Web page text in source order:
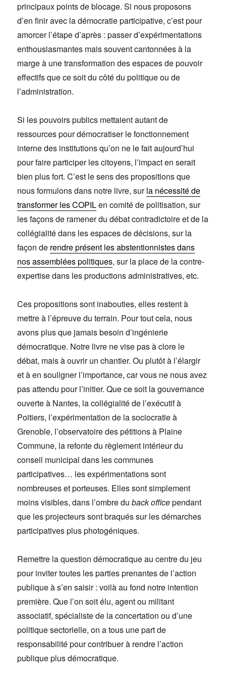
principaux points de blocage. Si nous proposons
d’en finir avec la démocratie participative, c’est pour
amorcer l’étape d’après : passer d’expérimentations
enthousiasmantes mais souvent cantonnées à la
marge à une transformation des espaces de pouvoir
effectifs que ce soit du côté du politique ou de
l’administration.
Si les pouvoirs publics mettaient autant de
ressources pour démocratiser le fonctionnement
interne des institutions qu’on ne le fait aujourd’hui
pour faire participer les citoyens, l’impact en serait
bien plus fort. C’est le sens des propositions que
nous formulons dans notre livre, surla nécessité de
transformer les COPILen comité de politisation, sur
les façons de ramener du débat contradictoire et de la
collégialité dans les espaces de décisions, sur la
façon de rendre présent les abstentionnistes dans
nos assemblées politiques, sur la place de la contre-
expertise dans les productions administratives, etc.
Ces propositions sont inabouties, elles restent à
mettre à l’épreuve du terrain. Pour tout cela, nous
avons plus que jamais besoin d’ingénierie
démocratique. Notre livre ne vise pas à clore le
débat, mais à ouvrir un chantier. Ou plutôt à l’élargir
et à en souligner l’importance, car vous ne nous avez
pas attendu pour l’initier. Que ce soit la gouvernance
ouverte à Nantes, la collégialité de l’exécutif à
Poitiers, l’expérimentation de la sociocratie à
Grenoble, l’observatoire des pétitions à Plaine
Commune, la refonte du règlement intérieur du
conseil municipal dans les communes
participatives… les expérimentations sont
nombreuses et porteuses. Elles sont simplement
moins visibles, dans l’ombre duback officependant
que les projecteurs sont braqués sur les démarches
participatives plus photogéniques.
Remettre la question démocratique au centre du jeu
pour inviter toutes les parties prenantes de l’action
publique à s’en saisir : voilà au fond notre intention
première. Que l’on soit élu, agent ou militant
associatif, spécialiste de la concertation ou d’une
politique sectorielle, on a tous une part de
responsabilité pour contribuer à rendre l’action
publique plus démocratique.